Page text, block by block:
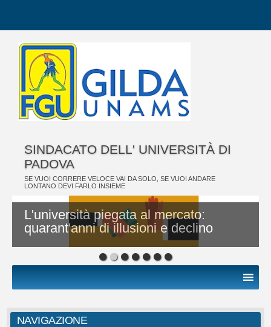
SINDACATO DELL' UNIVERSITÀ DI
PADOVA
SE VUOI CORRERE VELOCE VAI DA SOLO, SE VUOI ANDARE
LONTANO DEVI FARLO INSIEME
L'università piegata al mercato:
quarant'anni di illusioni e declino
NAVIGAZIONE